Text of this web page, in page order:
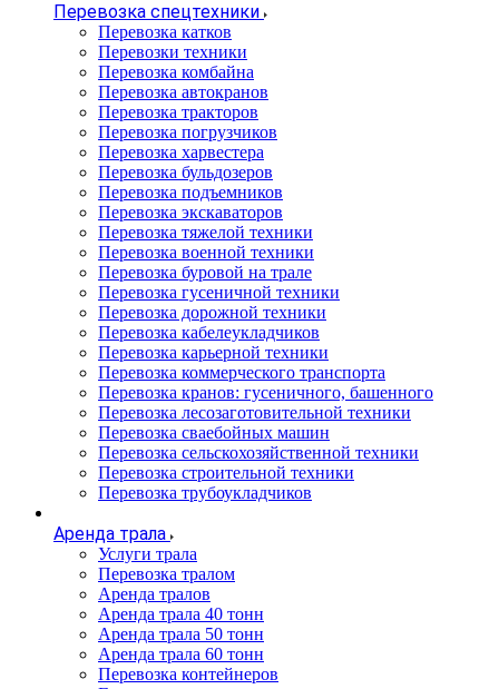
Перевозка спецтехники
Перевозка катков
Перевозки техники
Перевозка комбайна
Перевозка автокранов
Перевозка тракторов
Перевозка погрузчиков
Перевозка харвестера
Перевозка бульдозеров
Перевозка подъемников
Перевозка экскаваторов
Перевозка тяжелой техники
Перевозка военной техники
Перевозка буровой на трале
Перевозка гусеничной техники
Перевозка дорожной техники
Перевозка кабелеукладчиков
Перевозка карьерной техники
Перевозка коммерческого транспорта
Перевозка кранов: гусеничного, башенного
Перевозка лесозаготовительной техники
Перевозка сваебойных машин
Перевозка сельскохозяйственной техники
Перевозка строительной техники
Перевозка трубоукладчиков
Аренда трала
Услуги трала
Перевозка тралом
Аренда тралов
Аренда трала 40 тонн
Аренда трала 50 тонн
Аренда трала 60 тонн
Перевозка контейнеров